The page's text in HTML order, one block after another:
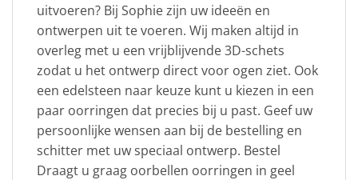
uitvoeren? Bij Sophie zijn uw ideeën en
ontwerpen uit te voeren. Wij maken altijd in
overleg met u een vrijblijvende 3D-schets
zodat u het ontwerp direct voor ogen ziet. Ook
een edelsteen naar keuze kunt u kiezen in een
paar oorringen dat precies bij u past. Geef uw
persoonlijke wensen aan bij de bestelling en
schitter met uw speciaal ontwerp. Bestel
Draagt u graag oorbellen oorringen in geel